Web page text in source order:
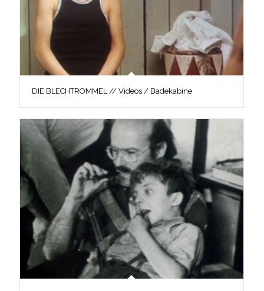
DIE BLECHTROMMEL // Videos / Badekabine